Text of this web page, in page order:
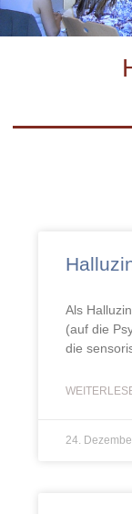
Als
(auf die
die
24.